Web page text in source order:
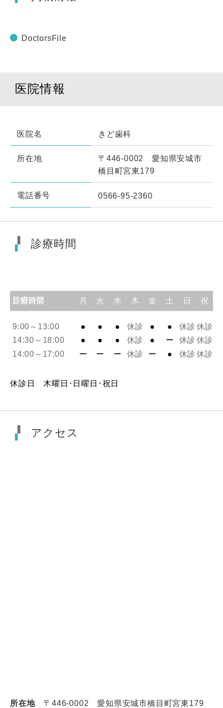
DoctorsFile
医院情報
医院名 きど歯科
所在地
〒446-0002 愛知県安城市
橋目町宮東179
電話番号 0566-95-2360
診療時間
診療時間 月 火 水 木 金 土 日 祝
9:00～13:00 ● ● ● 休診 ● ● 休診 休診
14:30～18:00
● ● ● 休診 ● ー 休診 休診
14:00～17:00
ー ー ー 休診 ー ● 休診 休診
休診日 木曜日･日曜日･祝日
アクセス
所在地 〒446-0002 愛知県安城市橋目町宮東179